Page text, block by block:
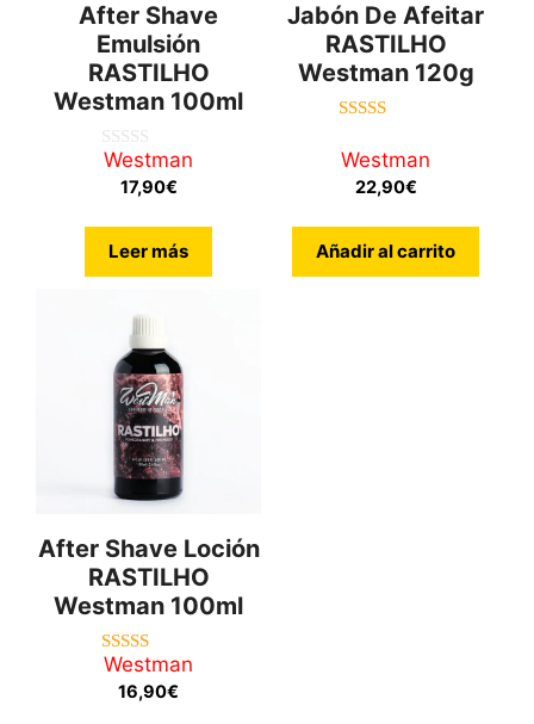
After Shave
Emulsión
RASTILHO
Westman 100ml
0
Westman
17,90€
Leer más
Jabón De Afeitar
RASTILHO
Westman 120g
de 5
Westman
22,90€
Añadir al carrito
After Shave Loción
RASTILHO
Westman 100ml
5.00
de 5
Westman
16,90€